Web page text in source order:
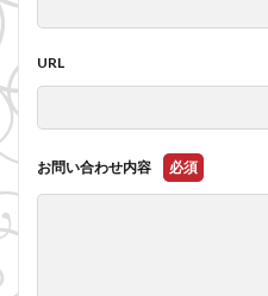
URL
お問い合わせ内容 必須